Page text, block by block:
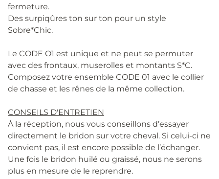
fermeture.
Des surpiqûres ton sur ton pour un style
Sobre*Chic.
Le CODE O1 est unique et ne peut se permuter
avec des frontaux, muserolles et montants S*C.
Composez votre ensemble CODE 01 avec le collier
de chasse et les rênes de la même collection.
CONSEILS D'ENTRETIEN
À la réception, nous vous conseillons d’essayer
directement le bridon sur votre cheval. Si celui-ci ne
convient pas, il est encore possible de l’échanger.
Une fois le bridon huilé ou graissé, nous ne serons
plus en mesure de le reprendre.